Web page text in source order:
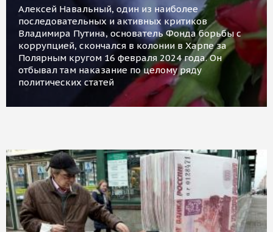
Алексей Навальный, один из наиболее
последовательных и активных критиков
Владимира Путина, основатель Фонда борьбы с
коррупцией, скончался в колонии в Харпе за
Полярным кругом 16 февраля 2024 года. Он
отбывал там наказание по целому ряду
политических статей